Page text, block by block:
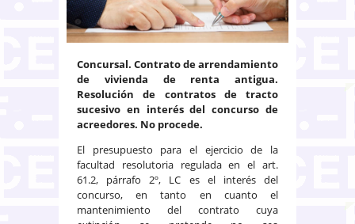
Concursal. Contrato de arrendamiento
de vivienda de renta antigua.
Resolución de contratos de tracto
sucesivo en interés del concurso de
acreedores. No procede.
El presupuesto para el ejercicio de la
facultad resolutoria regulada en el art.
61.2, párrafo 2º, LC es el interés del
concurso, en tanto en cuanto el
mantenimiento del contrato cuya